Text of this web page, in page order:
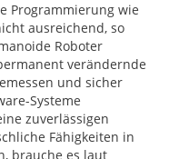
Programmierung wie
ausreichend, so
Roboter
verändernde
und sicher
Systeme
zuverlässigen
Fähigkeiten in
brauche es laut